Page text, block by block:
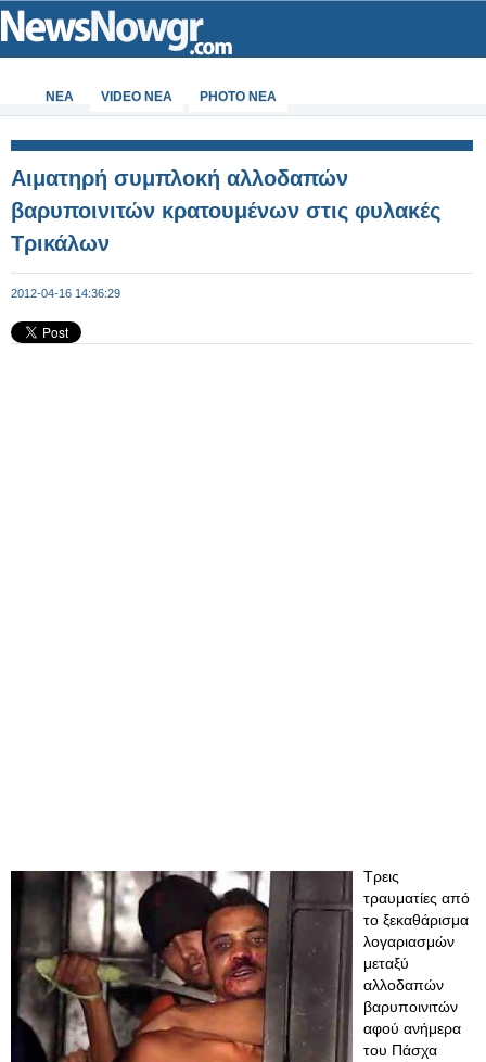
ΝΕΑ VIDEO NEA PHOTO NEA
Αιματηρή συμπλοκή αλλοδαπών
βαρυποινιτών κρατουμένων στις φυλακές
Τρικάλων
2012-04-16 14:36:29
Τρεις
τραυματίες από
το ξεκαθάρισμα
λογαριασμών
μεταξύ
αλλοδαπών
βαρυποινιτών
αφού ανήμερα
του Πάσχα